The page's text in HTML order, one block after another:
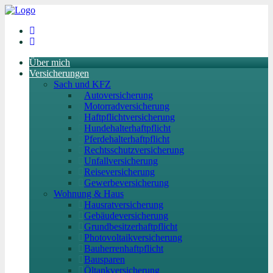
Über mich
Versicherungen
Sach und KFZ
Autoversicherung
Motorradversicherung
Haftpflichtversicherung
Hundehalterhaftpflicht
Pferdehalterhaftpflicht
Rechtsschutzversicherung
Unfallversicherung
Reiseversicherung
Gewerbeversicherung
Wohnung & Haus
Hausratversicherung
Gebäudeversicherung
Grundbesitzerhaftpflicht
Photovoltaikversicherung
Bauherrenhaftpflicht
Bausparen
Öltankversicherung